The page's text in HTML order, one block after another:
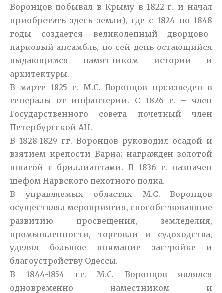
Воронцов побывал в Крыму в 1822 г. и начал
приобретать здесь земли), где с 1824 по 1848
годы создается великолепный дворцово-
парковый ансамбль, по сей день остающийся
выдающимся памятником истории и
архитектуры.
В марте 1825 г. М.С. Воронцов произведен в
генералы от инфантерии. С 1826 г. – член
Государственного совета почетный член
Петербургской АН.
В 1828-1829 гг. Воронцов руководил осадой и
взятием крепости Варна; награжден золотой
шпагой с бриллиантами. В 1836 г. назначен
шефом Нарвского пехотного полка.
В управляемых областях М.С. Воронцов
осуществлял мероприятия, способствовавшие
развитию просвещения, земледелия,
промышленности, торговли и судоходства,
уделял большое внимание застройке и
благоустройству Одессы.
В 1844-1854 гг. М.С. Воронцов являлся
одновременно наместником и